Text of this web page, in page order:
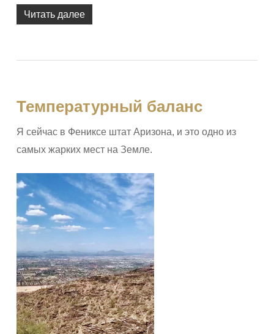
Читать далее
Температурный баланс
Я сейчас в Фениксе штат Аризона, и это одно из
самых жарких мест на Земле.